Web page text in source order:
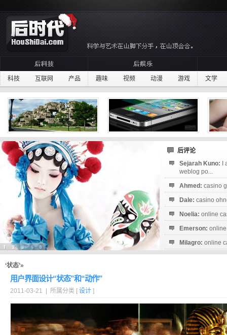
科技 互联网 产品 趣味 视频 动漫 游戏 文学
后评论
Sejarah Kuno:
weblog po...
Ahmed: casino
Dale: casino
Noelia: online
Emerson:
Milagro: online
‘状态’»
用户界面设计“状态”和“动作”
2011-03-21 | 所属分类 [ 设计 ]